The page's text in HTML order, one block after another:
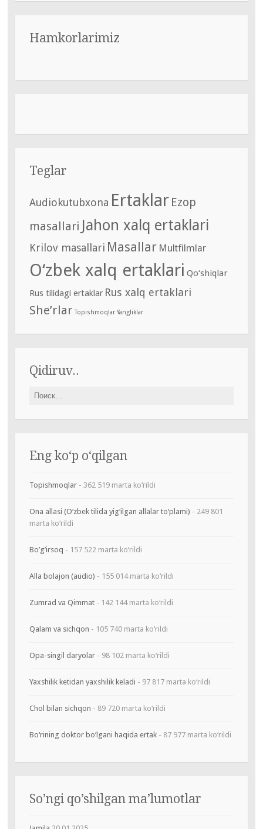
Hamkorlarimiz
Teglar
Audiokutubxona Ertaklar Ezop
masallari Jahon xalq ertaklari
Krilov masallari Masallar Multfilmlar
O‘zbek xalq ertaklari Qo‘shiqlar
Rus tilidagi ertaklar Rus xalq ertaklari
She’rlar Topishmoqlar Yangliklar
Qidiruv..
Найти:
Eng ko‘p o‘qilgan
Topishmoqlar- 362 519 marta ko‘rildi
Ona allasi (O‘zbek tilida yig‘ilgan allalar to‘plami) - 249 801
marta ko‘rildi
Bo’g’irsoq - 157 522 marta ko‘rildi
Alla bolajon (audio) - 155 014 marta ko‘rildi
Zumrad va Qimmat- 142 144 marta ko‘rildi
Qalam va sichqon - 105 740 marta ko‘rildi
Opa-singil daryolar- 98 102 marta ko‘rildi
Yaxshilik ketidan yaxshilik keladi - 97 817 marta ko‘rildi
Chol bilan sichqon - 89 720 marta ko‘rildi
Bo‘rining doktor bo‘lgani haqida ertak- 87 977 marta ko‘rildi
So’ngi qo’shilgan ma’lumotlar